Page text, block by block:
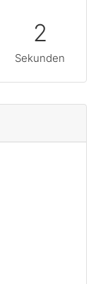
1
Sekunden